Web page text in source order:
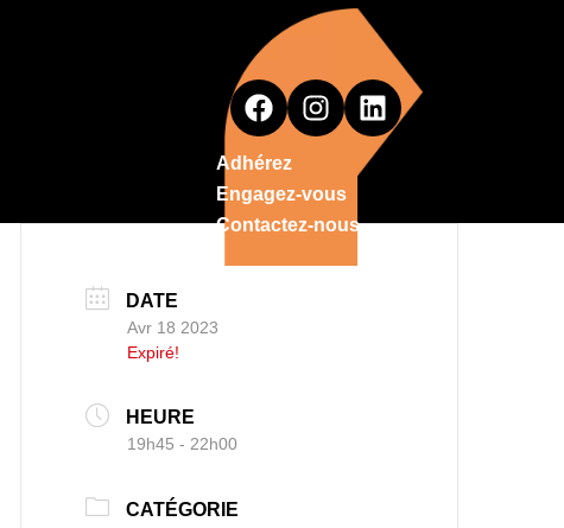
Adhérez
Engagez-vous
Contactez-nous
DATE
Avr 18 2023
Expiré!
HEURE
19h45 - 22h00
CATÉGORIE